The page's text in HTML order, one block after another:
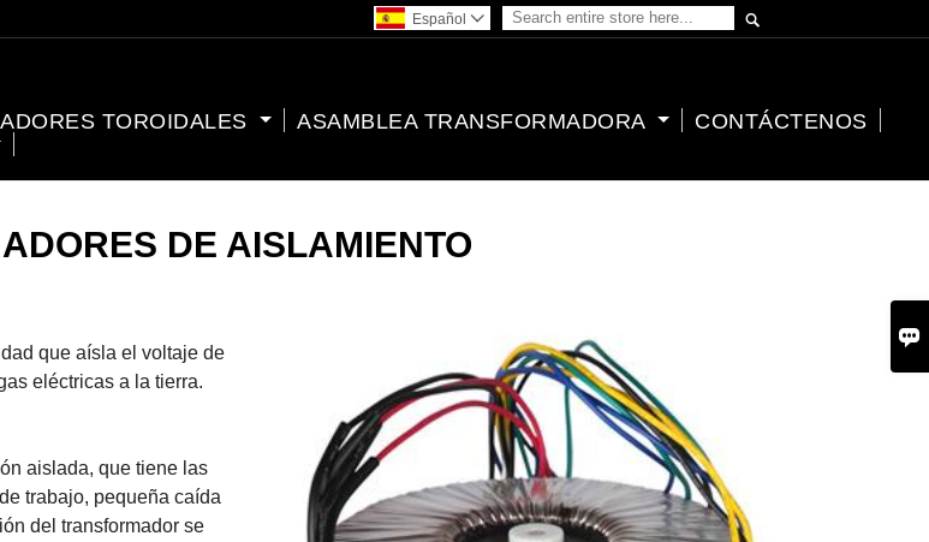


Español 
TOROIDALES ASAMBLEA TRANSFORMADORA
CONTÁCTENOS
DE AISLAMIENTO
que aísla el voltaje de
eléctricas a la tierra.
aislada, que tiene las
trabajo, pequeña caída
del transformador se